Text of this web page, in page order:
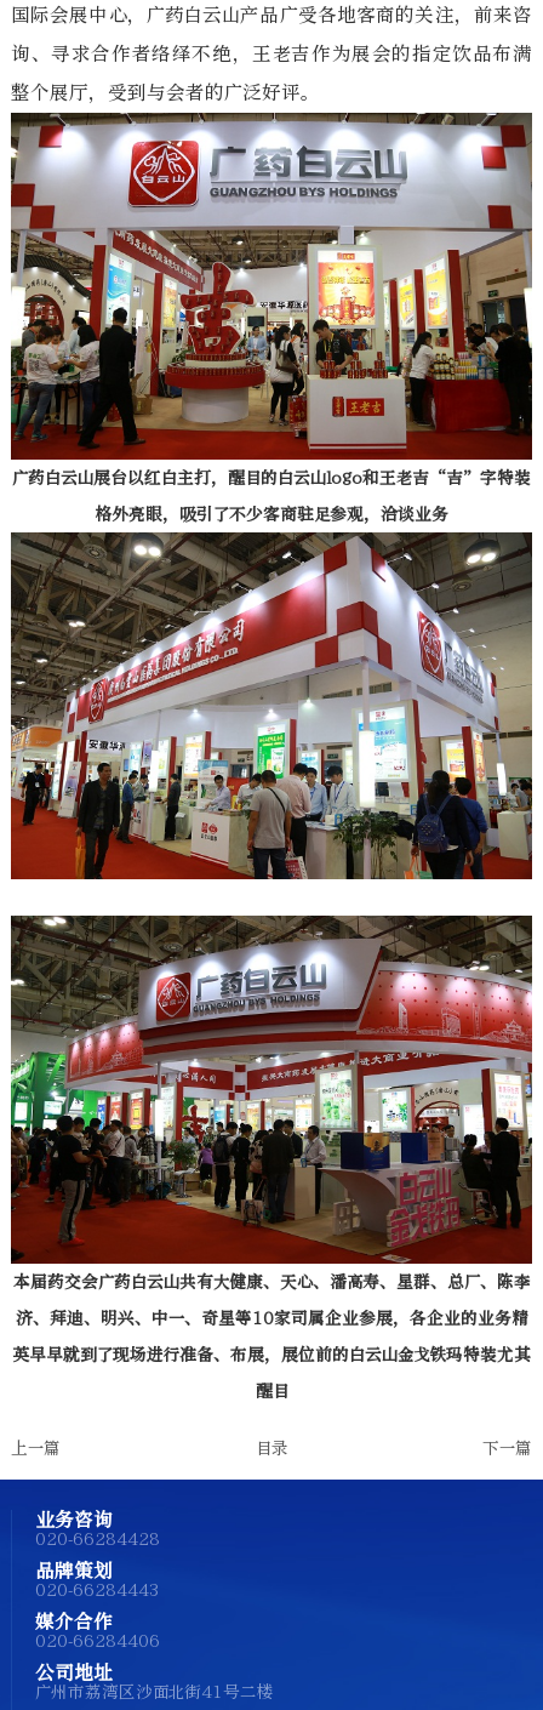
国际会展中心，广药白云山产品广受各地客商的关注，前来咨
询、寻求合作者络绎不绝，王老吉作为展会的指定饮品布满
整个展厅，受到与会者的广泛好评。
广药白云山展台以红白主打，醒目的白云山logo和王老吉“吉”字特装
格外亮眼，吸引了不少客商驻足参观，洽谈业务
本届药交会广药白云山共有大健康、天心、潘高寿、星群、总厂、陈李
济、拜迪、明兴、中一、奇星等10家司属企业参展，各企业的业务精
英早早就到了现场进行准备、布展，展位前的白云山金戈铁玛特装尤其
醒目
上一篇 目录 下一篇
业务咨询
020-66284428
品牌策划
020-66284443
媒介合作
020-66284406
公司地址
广州市荔湾区沙面北街41号二楼